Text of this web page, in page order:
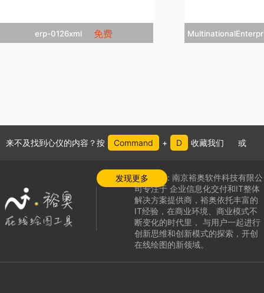
erp-0126xml 免费
来不及找到心仪的内容？按 Command + D 收藏我们 或
发现更多公司介绍:南京裕奥软件科技有限公
司专注于 企业信息化交付和IT整体
解决方案提供商，裕奥依托丰富的
IT经验，在商业环境、商业模式不
断变化的时代里，
与用户一起进行
创新思维和创新模式的探索，开创
在线绘图的新领域。